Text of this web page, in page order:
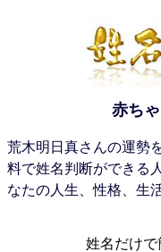
赤ち
荒木明日真さんの運勢
料で姓名判断ができる
なたの人生、性格、生
姓名だけで